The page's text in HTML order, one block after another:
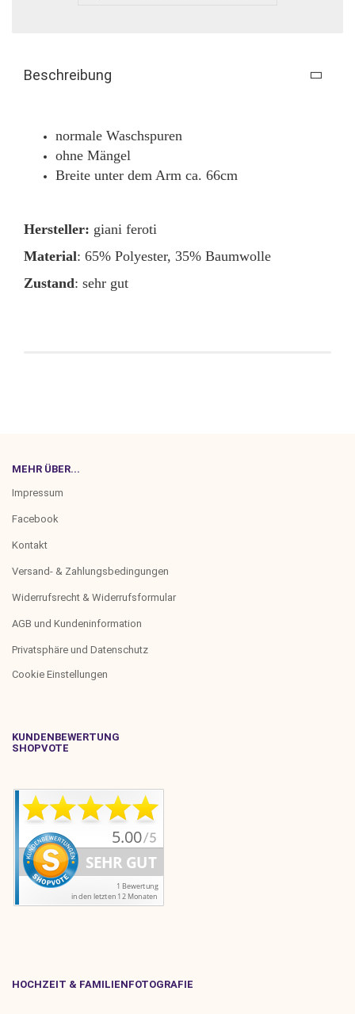
Beschreibung
normale Waschspuren
ohne Mängel
Breite unter dem Arm ca. 66cm
Hersteller: giani feroti
Material: 65% Polyester, 35% Baumwolle
Zustand: sehr gut
MEHR ÜBER...
Impressum
Facebook
Kontakt
Versand- & Zahlungsbedingungen
Widerrufsrecht & Widerrufsformular
AGB und Kundeninformation
Privatsphäre und Datenschutz
Cookie Einstellungen
KUNDENBEWERTUNG
SHOPVOTE
HOCHZEIT & FAMILIENFOTOGRAFIE